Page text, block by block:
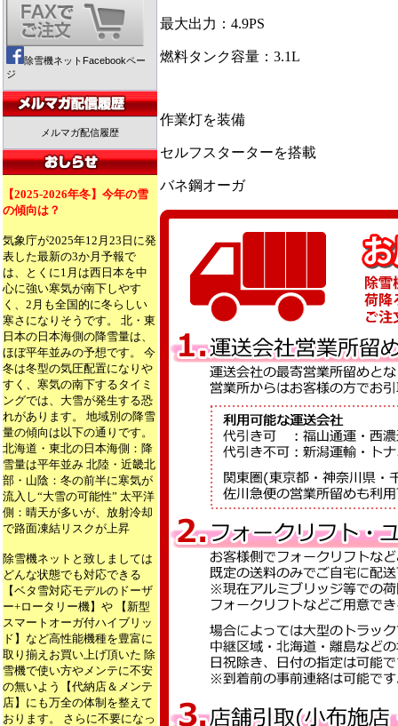
除雪機ネットFacebookペー
ジ
メルマガ配信履歴
【2025-2026年冬】今年の雪
の傾向は？
気象庁が2025年12月23日に発
表した最新の3か月予報で
は、とくに1月は西日本を中
心に強い寒気が南下しやす
く、2月も全国的に冬らしい
寒さになりそうです。 北・東
日本の日本海側の降雪量は、
ほぼ平年並みの予想です。 今
冬は冬型の気圧配置になりや
すく、寒気の南下するタイミ
ングでは、大雪が発生する恐
れがあります。 地域別の降雪
量の傾向は以下の通りです。
北海道・東北の日本海側：降
雪量は平年並み 北陸・近畿北
部・山陰：冬の前半に寒気が
流入し“大雪の可能性” 太平洋
側：晴天が多いが、放射冷却
で路面凍結リスクが上昇
除雪機ネットと致しましては
どんな状態でも対応できる
【ベタ雪対応モデルのドーザ
ー+ロータリー機】や 【新型
スマートオーガ付ハイブリッ
ド】など高性能機種を豊富に
取り揃えお買い上げ頂いた 除
雪機で使い方やメンテに不安
の無いよう【代納店＆メンテ
店】にも万全の体制を整えて
おります。 さらに不要になっ
最大出力：4.9PS
燃料タンク容量：3.1L
作業灯を装備
セルフスターターを搭載
バネ鋼オーガ